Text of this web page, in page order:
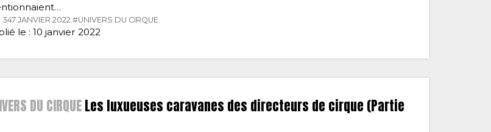
JANVIER 2022. #UNIVERS DU CIRQUE.
le : 10 janvier 2022
DU CIRQUELes luxueuses caravanes des directeurs de cirque (Partie